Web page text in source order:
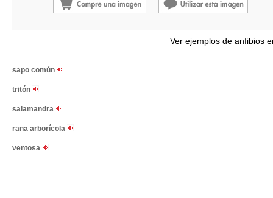
Ver ejemplos de anfibios
sapo común
tritón
salamandra
rana arborícola
ventosa